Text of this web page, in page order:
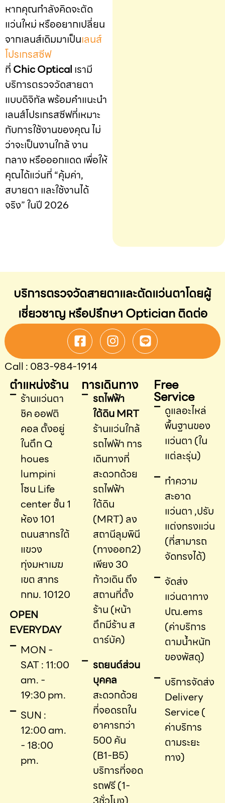
หากคุณกำลังคิดจะตัด
แว่นใหม่ หรืออยากเปลี่ยน
จากเลนส์เดิมมาเป็นเลนส์
โปรเกรสซีฟ
ที่Chic Opticalเรามี
บริการตรวจวัดสายตา
แบบดิจิทัล พร้อมคำแนะนำ
เลนส์โปรเกรสซีฟที่เหมาะ
กับการใช้งานของคุณ ไม่
ว่าจะเป็นงานใกล้ งาน
กลาง หรือออกแดด เพื่อให้
คุณได้แว่นที่ “คุ้มค่า,
สบายตา และใช้งานได้
จริง” ในปี 2026
บริการตรวจวัดสายตาและตัดแว่นตาโดยผู้
เชี่ยวชาญ หรือปรึกษา Optician ติดต่อ
Call : 083-984-1914
ตำแหน่งร้าน
ร้านแว่นตา
ชิค ออฟติ
คอล ตั้งอยู่
ในตึก Q
houes
lumpini
โซน Life
center ชั้น 1
ห้อง 101
ถนนสาทรใต้
แขวง
ทุ่งมหาเมฆ
เขต สาทร
กทม. 10120
OPEN
EVERYDAY
MON -
SAT : 11:00
am. -
19:30 pm.
SUN :
12:00 am.
- 18:00
pm.
การเดินทาง
รถไฟฟ้า
ใต้ดิน MRT
ร้านแว่นใกล้
รถไฟฟ้า การ
เดินทางที่
สะดวกด้วย
รถไฟฟ้า
ใต้ดิน
(MRT) ลง
สถานีลุมพินี
(ทางออก2)
เพียง 30
ก้าวเดิน ถึง
สถานที่ตั้ง
ร้าน (หน้า
ตึกมีร้าน ส
ตาร์บัค)
รถยนต์ส่วน
บุคคล
สะดวกด้วย
ที่จอดรถใน
อาคารกว่า
500 คัน
(B1-B5)
บริการที่จอด
รถฟรี (1-
Free
Service
ดูแลอะไหล่
พื้นฐานของ
เเว่นตา (ใน
แต่ละรุ่น)
ทำความ
สะอาด
แว่นตา ,ปรับ
แต่งทรงแว่น
(ที่สามารถ
จัดทรงได้)
จัดส่ง
แว่นตาทาง
ปณ.ems
(ค่าบริการ
ตามน้ำหนัก
ของพัสดุ)
บริการจัดส่ง
Delivery
Service (
ค่าบริการ
ตามระยะ
ทาง)